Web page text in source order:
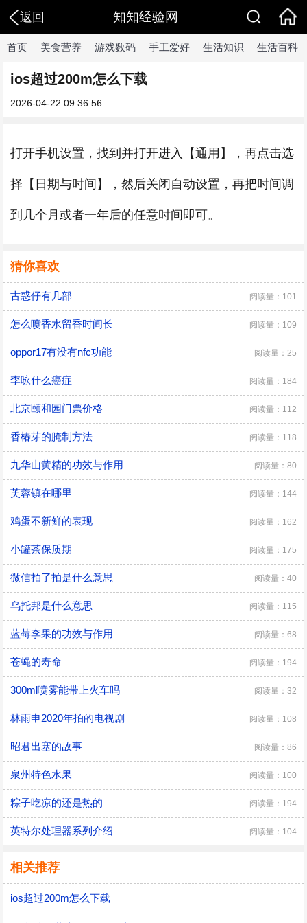
返回 知知经验网
首页 美食营养 游戏数码 手工爱好 生活知识 生活百科
ios超过200m怎么下载
2026-04-22 09:36:56
打开手机设置，找到并打开进入【通用】，再点击选
择【日期与时间】，然后关闭自动设置，再把时间调
到几个月或者一年后的任意时间即可。
猜你喜欢
古惑仔有几部 阅读量：101
怎么喷香水留香时间长 阅读量：109
oppor17有没有nfc功能 阅读量：25
李咏什么癌症 阅读量：184
北京颐和园门票价格 阅读量：112
香椿芽的腌制方法 阅读量：118
九华山黄精的功效与作用 阅读量：80
芙蓉镇在哪里 阅读量：144
鸡蛋不新鲜的表现 阅读量：162
小罐茶保质期 阅读量：175
微信拍了拍是什么意思 阅读量：40
乌托邦是什么意思 阅读量：115
蓝莓李果的功效与作用 阅读量：68
苍蝇的寿命 阅读量：194
300ml喷雾能带上火车吗 阅读量：32
林雨申2020年拍的电视剧 阅读量：108
昭君出塞的故事 阅读量：86
泉州特色水果 阅读量：100
粽子吃凉的还是热的 阅读量：194
英特尔处理器系列介绍 阅读量：104
相关推荐
ios超过200m怎么下载